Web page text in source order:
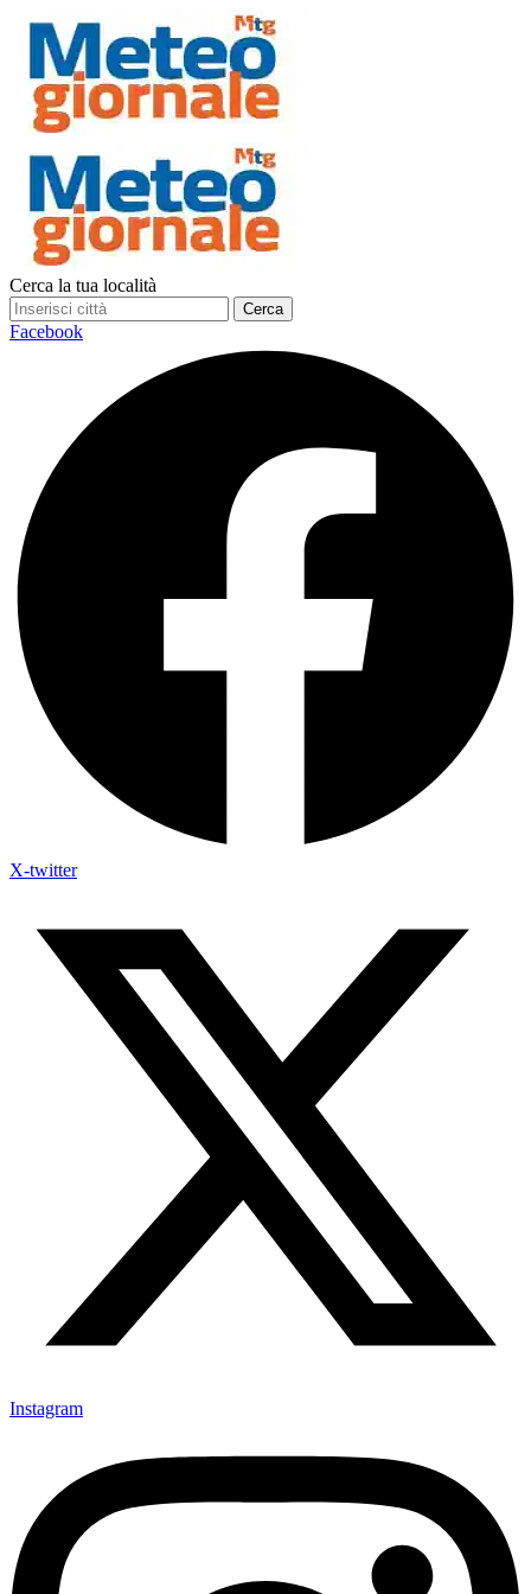
Cerca la tua località
Cerca
Facebook
X-twitter
Instagram